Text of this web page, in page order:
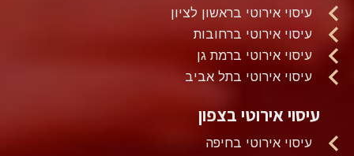
עיסוי אירוטי בראשון לציון
עיסוי אירוטי ברחובות
עיסוי אירוטי ברמת גן
עיסוי אירוטי בתל אביב
עיסוי אירוטי בצפון
עיסוי אירוטי בחיפה